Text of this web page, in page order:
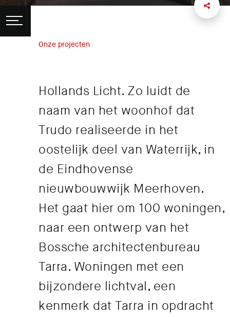
Onze projecten
Hollands Licht. Zo luidt de
naam van het woonhof dat
Trudo realiseerde in het
oostelijk deel van Waterrijk, in
de Eindhovense
nieuwbouwwijk Meerhoven.
Het gaat hier om 100 woningen,
naar een ontwerp van het
Bossche architectenbureau
Tarra. Woningen met een
bijzondere lichtval, een
kenmerk dat Tarra in opdracht